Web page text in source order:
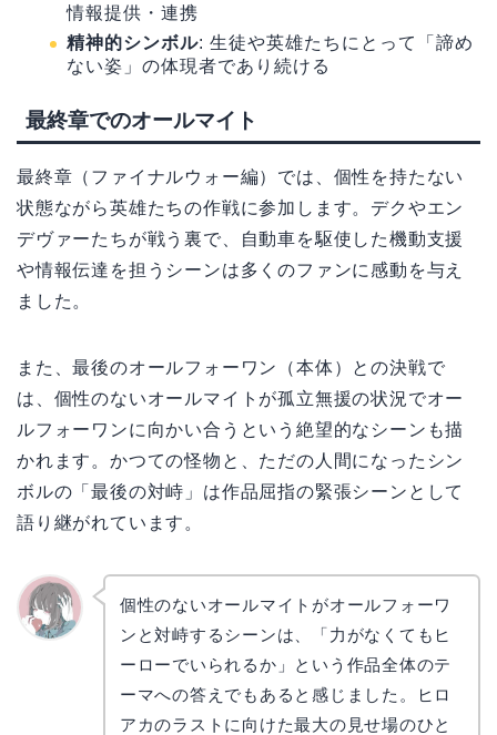
情報提供・連携
精神的シンボル: 生徒や英雄たちにとって「諦め
ない姿」の体現者であり続ける
最終章でのオールマイト
最終章（ファイナルウォー編）では、個性を持たない
状態ながら英雄たちの作戦に参加します。デクやエン
デヴァーたちが戦う裏で、自動車を駆使した機動支援
や情報伝達を担うシーンは多くのファンに感動を与え
ました。
また、最後のオールフォーワン（本体）との決戦で
は、個性のないオールマイトが孤立無援の状況でオー
ルフォーワンに向かい合うという絶望的なシーンも描
かれます。かつての怪物と、ただの人間になったシン
ボルの「最後の対峙」は作品屈指の緊張シーンとして
語り継がれています。
個性のないオールマイトがオールフォーワ
ンと対峙するシーンは、「力がなくてもヒ
ーローでいられるか」という作品全体のテ
ーマへの答えでもあると感じました。ヒロ
アカのラストに向けた最大の見せ場のひと